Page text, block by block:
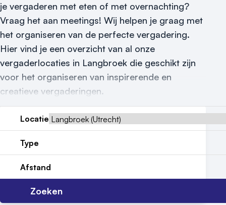
Reviews (5⭐️)
Contact
je vergaderen met eten of met overnachting?
Vraag het aan meetings! Wij helpen je graag met
het organiseren van de perfecte vergadering.
Hier vind je een overzicht van al onze
vergaderlocaties in Langbroek die geschikt zijn
voor het organiseren van inspirerende en
creatieve vergaderingen.
Locatie
Type
Afstand
Zoeken